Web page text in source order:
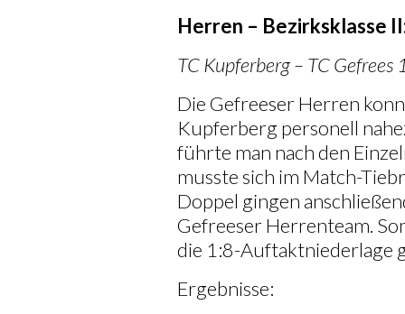
Herren – Bezirksklasse
TC Kupferberg – TC Gefrees
Die Gefreeser Herren
Kupferberg personell
führte man nach den
musste sich im Match-
Doppel gingen
Gefreeser Herrenteam.
die 1:8-Auftaktniederlage
Ergebnisse: